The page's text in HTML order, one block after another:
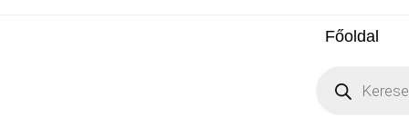
Főoldal